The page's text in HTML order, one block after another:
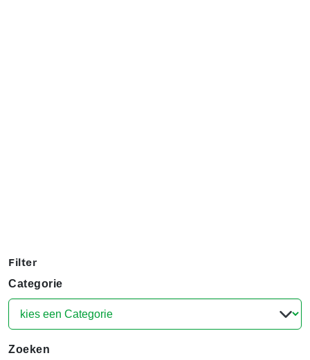
Filter
Categorie
Zoeken